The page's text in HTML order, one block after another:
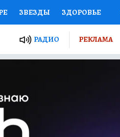
ЗВЕЗДЫ ЗДОРОВЬЕ
ПРОЕКТЫ РОССИИ
ПУТЕВОДИТЕЛЬ
РАДИО РЕКЛАМА